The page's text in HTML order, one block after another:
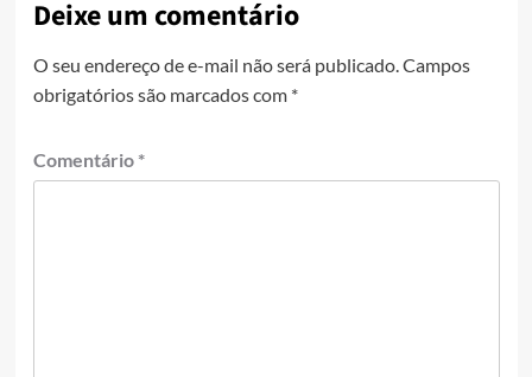
Deixe um comentário
O seu endereço de e-mail não será publicado.Campos
obrigatórios são marcados com *
Comentário *